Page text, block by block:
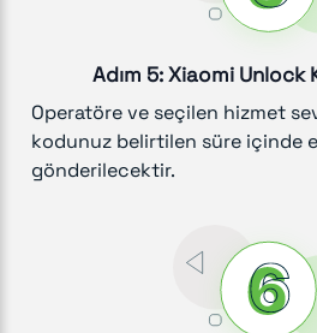
Adım 5: Xiaomi Unlock
Operatöre ve seçilen hizmet
kodunuz belirtilen süre içinde
gönderilecektir.